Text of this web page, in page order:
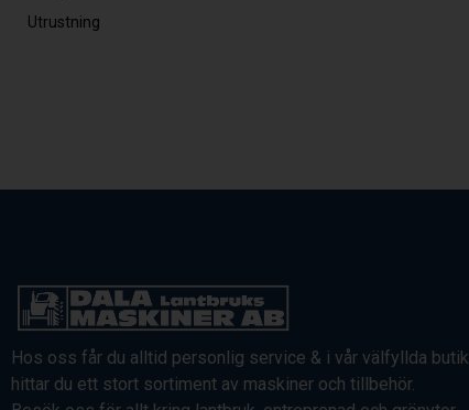
Utrustning
Hos oss får du alltid personlig service & i vår välfyllda butik
hittar du ett stort sortiment av maskiner och tillbehör.